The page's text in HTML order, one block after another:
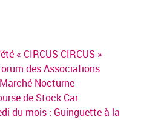
« CIRCUS-CIRCUS »
des Associations
Nocturne
de Stock Car
du mois : Guinguette à la